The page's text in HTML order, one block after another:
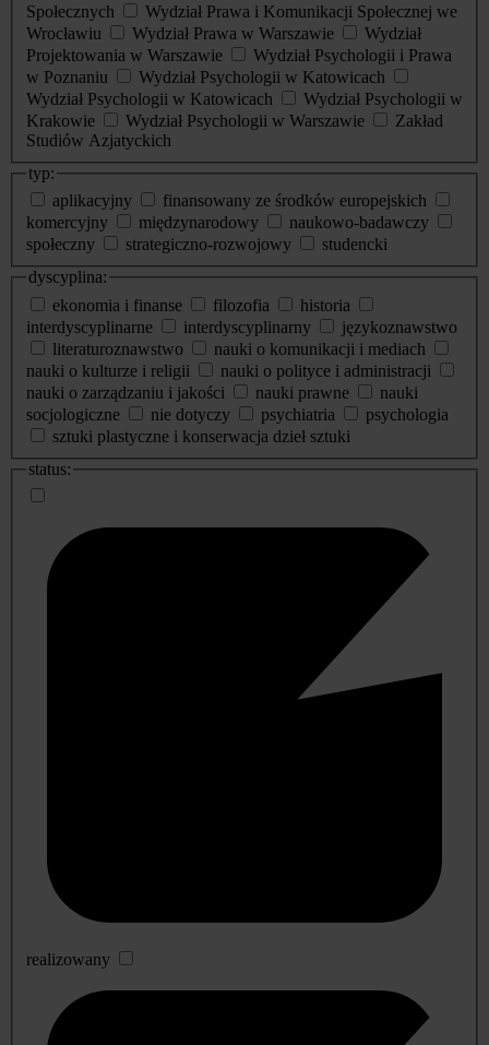
Społecznych
Wydział Prawa i Komunikacji Społecznej we
Wrocławiu
Wydział Prawa w Warszawie
Wydział
Projektowania w Warszawie
Wydział Psychologii i Prawa
w Poznaniu
Wydział Psychologii w Katowicach
Wydział Psychologii w Katowicach
Wydział Psychologii w
Krakowie
Wydział Psychologii w Warszawie
Zakład
Studiów Azjatyckich
typ:
aplikacyjny
finansowany ze środków europejskich
komercyjny
międzynarodowy
naukowo-badawczy
społeczny
strategiczno-rozwojowy
studencki
dyscyplina:
ekonomia i finanse
filozofia
historia
interdyscyplinarne
interdyscyplinarny
językoznawstwo
literaturoznawstwo
nauki o komunikacji i mediach
nauki o kulturze i religii
nauki o polityce i administracji
nauki o zarządzaniu i jakości
nauki prawne
nauki
socjologiczne
nie dotyczy psychiatria
psychologia
sztuki plastyczne i konserwacja dzieł sztuki
status:
realizowany